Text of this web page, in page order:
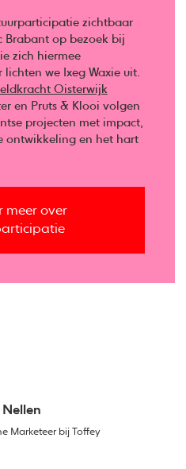
zichtbaar
Brabant op bezoek bij
zich hiermee
we Ixeg Waxie uit.
Oisterwijk
en Pruts & Klooi volgen
projecten met impact,
ontwikkeling en het hart
meer over
Nellen
Marketeer bij Toffey